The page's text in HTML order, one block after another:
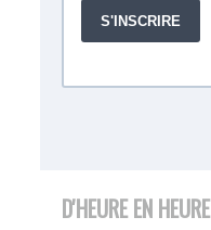
D'HEURE EN HEURE